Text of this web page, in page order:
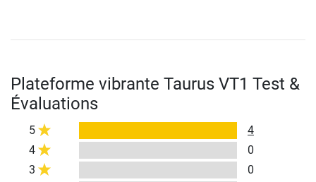
Plateforme vibrante Taurus VT1 Test &
Évaluations
5
4
4
0
3
0